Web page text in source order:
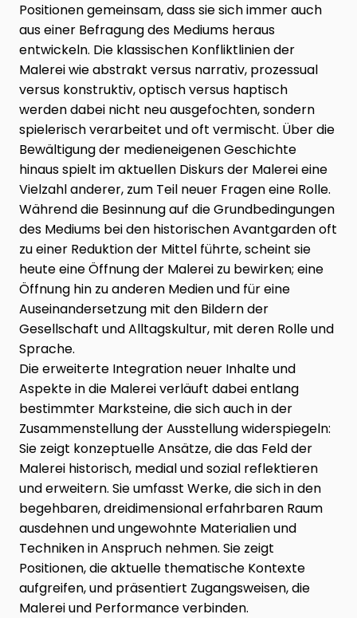
Positionen gemeinsam, dass sie sich immer auch
aus einer Befragung des Mediums heraus
entwickeln. Die klassischen Konfliktlinien der
Malerei wie abstrakt versus narrativ, prozessual
versus konstruktiv, optisch versus haptisch
werden dabei nicht neu ausgefochten, sondern
spielerisch verarbeitet und oft vermischt. Über die
Bewältigung der medieneigenen Geschichte
hinaus spielt im aktuellen Diskurs der Malerei eine
Vielzahl anderer, zum Teil neuer Fragen eine Rolle.
Während die Besinnung auf die Grundbedingungen
des Mediums bei den historischen Avantgarden oft
zu einer Reduktion der Mittel führte, scheint sie
heute eine Öffnung der Malerei zu bewirken; eine
Öffnung hin zu anderen Medien und für eine
Auseinandersetzung mit den Bildern der
Gesellschaft und Alltagskultur, mit deren Rolle und
Sprache.
Die erweiterte Integration neuer Inhalte und
Aspekte in die Malerei verläuft dabei entlang
bestimmter Marksteine, die sich auch in der
Zusammenstellung der Ausstellung widerspiegeln:
Sie zeigt konzeptuelle Ansätze, die das Feld der
Malerei historisch, medial und sozial reflektieren
und erweitern. Sie umfasst Werke, die sich in den
begehbaren, dreidimensional erfahrbaren Raum
ausdehnen und ungewohnte Materialien und
Techniken in Anspruch nehmen. Sie zeigt
Positionen, die aktuelle thematische Kontexte
aufgreifen, und präsentiert Zugangsweisen, die
Malerei und Performance verbinden.